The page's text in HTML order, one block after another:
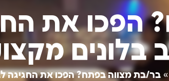
הפכו את
בלונים
בר/בת מצווה בפתח? הפכו את החגיגה